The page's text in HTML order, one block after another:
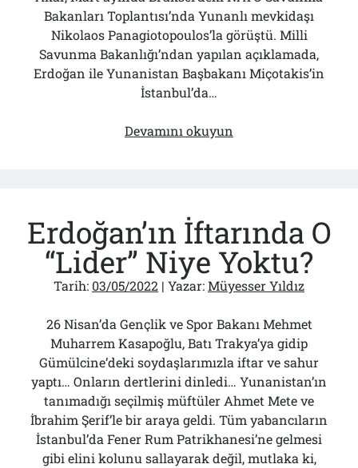
Bakanları Toplantısı’nda Yunanlı mevkidaşı
Nikolaos Panagiotopoulos’la görüştü. Milli
Savunma Bakanlığı’ndan yapılan açıklamada,
Erdoğan ile Yunanistan Başbakanı Miçotakis’in
İstanbul’da…
Devamını okuyun
Bile
Veremedik!..
Erdoğan’ın İftarında O
“Lider” Niye Yoktu?
Tarih: 03/05/2022 | Yazar:Müyesser Yıldız
26 Nisan’da Gençlik ve Spor Bakanı Mehmet
Muharrem Kasapoğlu, Batı Trakya’ya gidip
Gümülcine’deki soydaşlarımızla iftar ve sahur
yaptı… Onların dertlerini dinledi… Yunanistan’ın
tanımadığı seçilmiş müftüler Ahmet Mete ve
İbrahim Şerif’le bir araya geldi. Tüm yabancıların
İstanbul’da Fener Rum Patrikhanesi’ne gelmesi
gibi elini kolunu sallayarak değil, mutlaka ki,